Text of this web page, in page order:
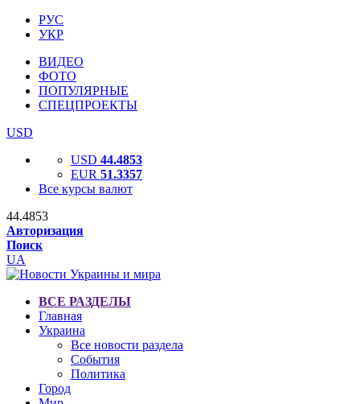
РУС
УКР
ВИДЕО
ФОТО
ПОПУЛЯРНЫЕ
СПЕЦПРОЕКТЫ
USD
USD 44.4853
EUR 51.3357
Все курсы валют
44.4853
Авторизация
Поиск
UA
ВСЕ РАЗДЕЛЫ
Главная
Украина
Все новости раздела
События
Политика
Город